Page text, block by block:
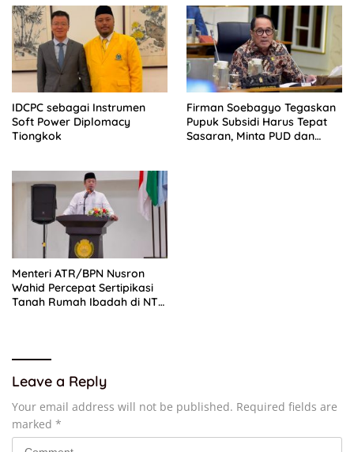
IDCPC sebagai Instrumen
Soft Power Diplomacy
Tiongkok
Firman Soebagyo Tegaskan
Pupuk Subsidi Harus Tepat
Sasaran, Minta PUD dan
Menteri ATR/BPN Nusron
Wahid Percepat Sertipikasi
Tanah Rumah Ibadah di NTT,
Leave a Reply
Your email address will not be published. Required fields are
marked *